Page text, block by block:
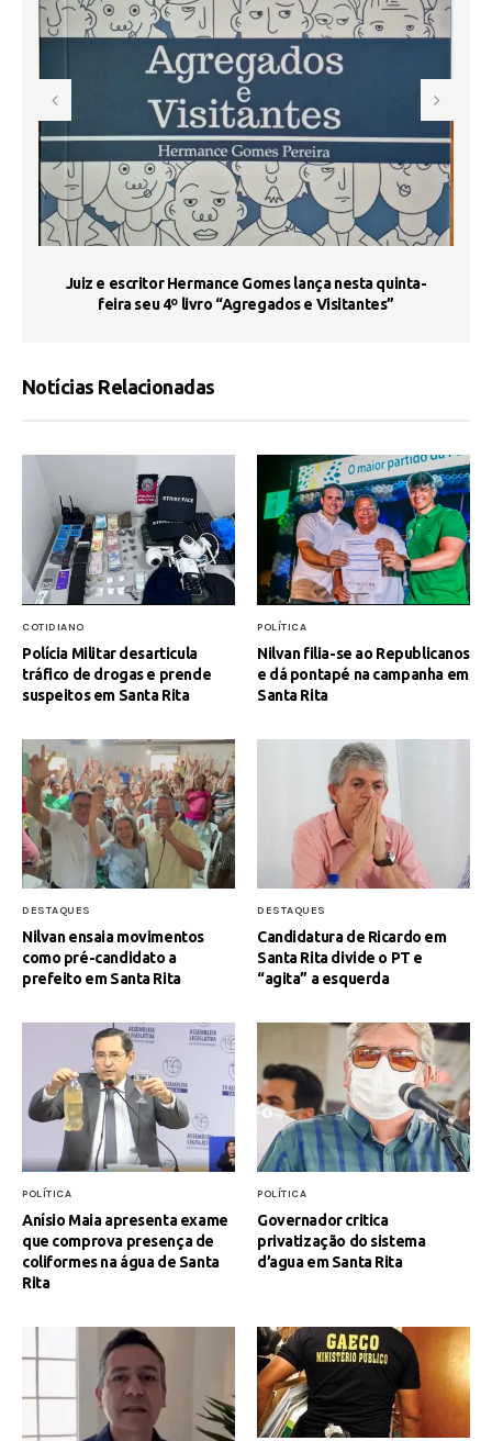
Juiz e escritor Hermance Gomes lança nesta quinta-
feira seu 4º livro “Agregados e Visitantes”
Notícias Relacionadas
COTIDIANO
Polícia Militar desarticula
tráfico de drogas e prende
suspeitos em Santa Rita
POLÍTICA
Nilvan filia-se ao Republicanos
e dá pontapé na campanha em
Santa Rita
DESTAQUES
Nilvan ensaia movimentos
como pré-candidato a
prefeito em Santa Rita
DESTAQUES
Candidatura de Ricardo em
Santa Rita divide o PT e
“agita” a esquerda
POLÍTICA
Anísio Maia apresenta exame
que comprova presença de
coliformes na água de Santa
Rita
POLÍTICA
Governador critica
privatização do sistema
d’agua em Santa Rita